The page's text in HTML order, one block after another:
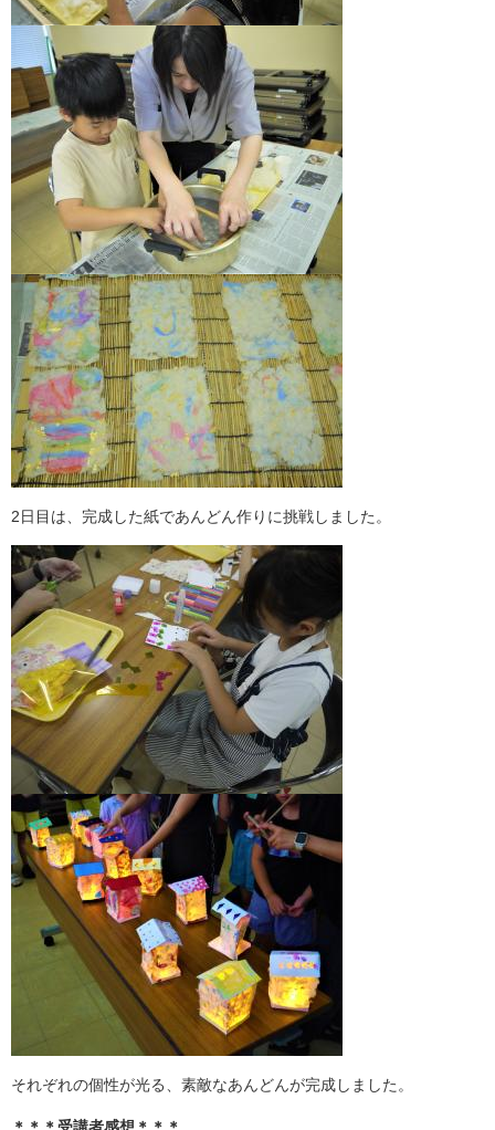
2日目は、完成した紙であんどん作りに挑戦しました。
それぞれの個性が光る、素敵なあんどんが完成しました。